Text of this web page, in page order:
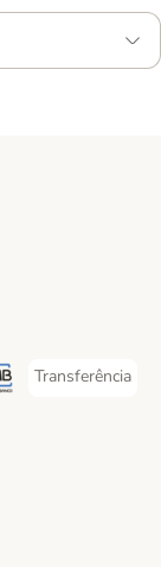
Method
MethodPayment
Transferência
Transferência